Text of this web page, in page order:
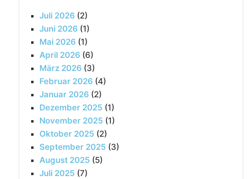
Juli 2026 (2)
Juni 2026 (1)
Mai 2026 (1)
April 2026 (6)
März 2026 (3)
Februar 2026 (4)
Januar 2026 (2)
Dezember 2025 (1)
November 2025 (1)
Oktober 2025 (2)
September 2025 (3)
August 2025 (5)
Juli 2025 (7)